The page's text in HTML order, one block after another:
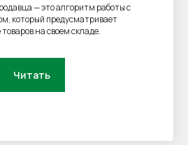
— это алгоритм работы с
который предусматривает
на своем складе.
Читать